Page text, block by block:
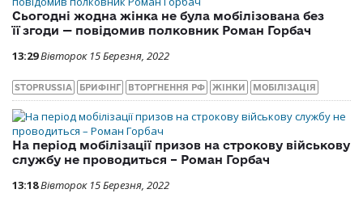
Сьогодні жодна жінка не була мобілізована без
її згоди — повідомив полковник Роман Горбач
13:29Вівторок 15 Березня, 2022
STOPRUSSIA БРИФІНГ ВТОРГНЕННЯ РФ ЖІНКИ МОБІЛІЗАЦІЯ
На період мобілізації призов на строкову військову
службу не проводиться – Роман Горбач
13:18Вівторок 15 Березня, 2022